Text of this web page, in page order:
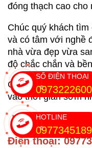
đóng thạch cao cho
Chúc quý khách
và có tâm với nghề
nhà vừa đẹp vừa
độ chắc chắn và
Chúng tôi rất hân
vào thời gian sớm
Hãy liên hệ đến
Điện thoại:
HOTLINE
0977345189
SỐ ĐIỆN THOẠI
0973222600